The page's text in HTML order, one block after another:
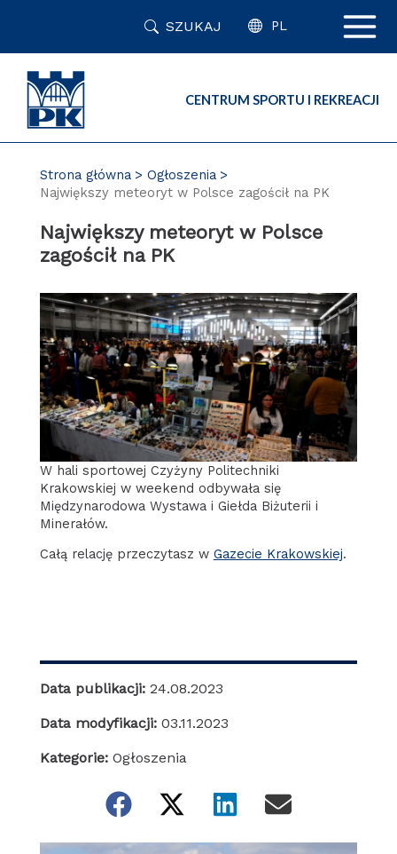
SZUKAJ PL
CENTRUM SPORTU I REKREACJI
Strona główna
Ogłoszenia
Największy meteoryt w Polsce zagościł na PK
Największy meteoryt w Polsce
zagościł na PK
W hali sportowej Czyżyny Politechniki
Krakowskiej w weekend odbywała się
Międzynarodowa Wystawa i Giełda Biżuterii i
Minerałów.
Całą relację przeczytasz w Gazecie Krakowskiej.
Data publikacji: 24.08.2023
Data modyfikacji: 03.11.2023
Kategorie: Ogłoszenia